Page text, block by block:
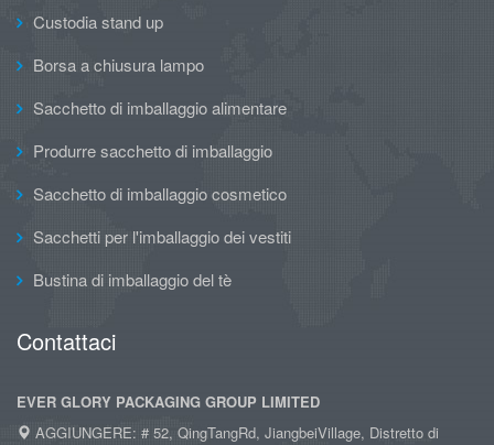
Custodia stand up
Borsa a chiusura lampo
Sacchetto di imballaggio alimentare
Produrre sacchetto di imballaggio
Sacchetto di imballaggio cosmetico
Sacchetti per l'imballaggio dei vestiti
Bustina di imballaggio del tè
Contattaci
EVER GLORY PACKAGING GROUP LIMITED
AGGIUNGERE: # 52, QingTangRd, JiangbeiVillage, Distretto di